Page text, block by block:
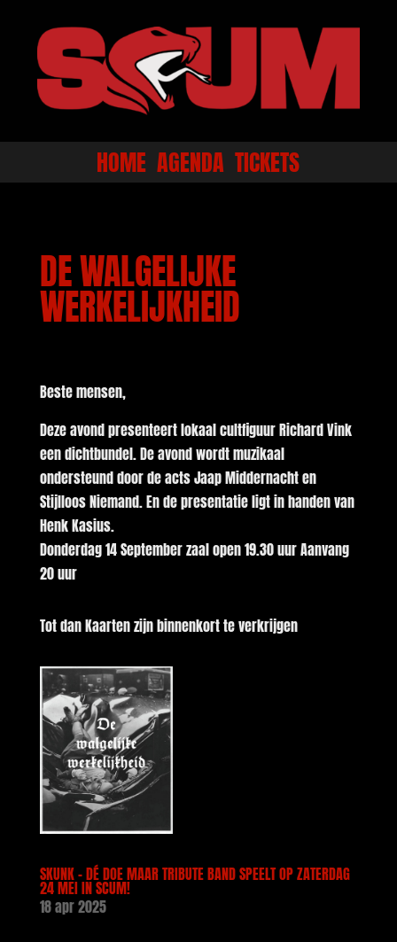
HOME AGENDA TICKETS
DE WALGELIJKE
WERKELIJKHEID
Beste mensen,
Deze avond presenteert lokaal cultfiguur Richard Vink
een dichtbundel. De avond wordt muzikaal
ondersteund door de acts Jaap Middernacht en
Stijlloos Niemand. En de presentatie ligt in handen van
Henk Kasius.
Donderdag 14 September zaal open 19.30 uur Aanvang
20 uur
Tot dan Kaarten zijn binnenkort te verkrijgen
SKUNK – DÉ DOE MAAR TRIBUTE BAND SPEELT OP ZATERDAG
24 MEI IN SCUM!
18 apr 2025